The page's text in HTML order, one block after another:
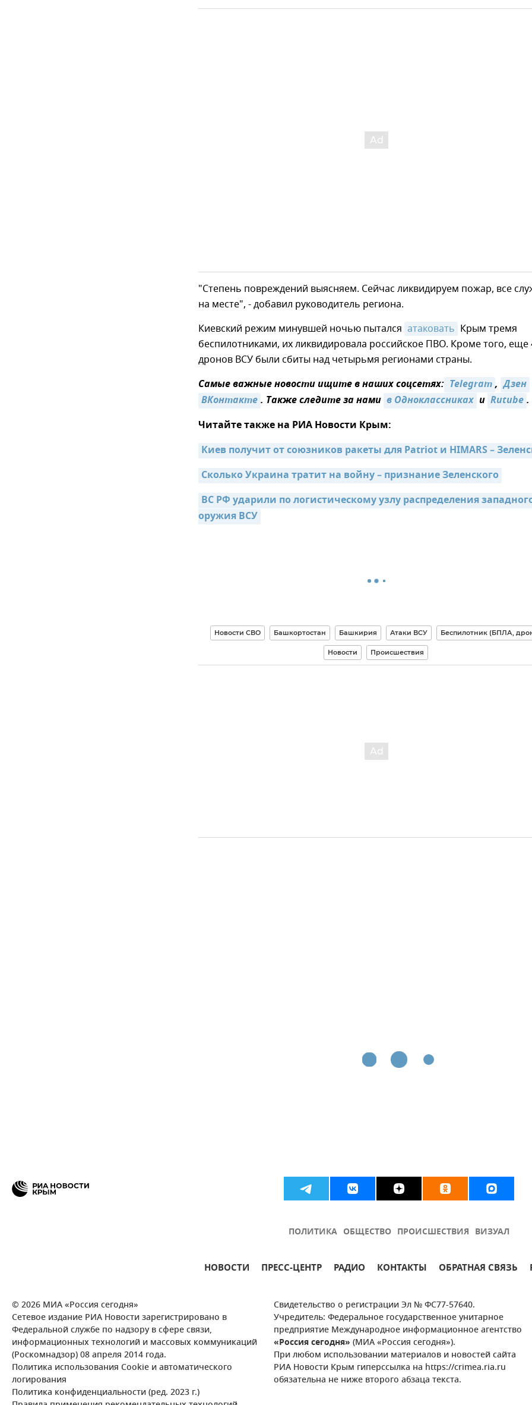
"Степень повреждений выясняем. Сейчас ликвидируем пожар, все
на месте", - добавил руководитель региона.
Киевский режим минувшей ночью пытался атаковать Крым тремя
беспилотниками, их ликвидировала российское ПВО. Кроме того, еще
дронов ВСУ были сбиты над четырьмя регионами страны.
Самые важные новости ищите в наших соцсетях: Telegram, Дзен
ВКонтакте. Также следите за нами в Одноклассниках и Rutube.
Читайте также на РИА Новости Крым:
Киев получит от союзников ракеты для Patriot и HIMARS –
Сколько Украина тратит на войну – признание Зеленского
ВС РФ ударили по логистическому узлу распределения
оружия ВСУ
Новости СВО Башкортостан Башкирия Атаки ВСУ Беспилотник (БПЛА,
Новости Происшествия
ПОЛИТИКА ОБЩЕСТВО ПРОИСШЕСТВИЯ ВИЗУАЛ
НОВОСТИ ПРЕСС-ЦЕНТР РАДИО КОНТАКТЫ ОБРАТНАЯ СВЯЗЬ
© 2026 МИА «Россия сегодня»
Сетевое издание РИА Новости зарегистрировано в
Федеральной службе по надзору в сфере связи,
информационных технологий и массовых коммуникаций
(Роскомнадзор) 08 апреля 2014 года.
Политика использования Cookie и автоматического
логирования
Политика конфиденциальности (ред. 2023 г.)
Свидетельство о регистрации Эл № ФС77-57640.
Учредитель: Федеральное государственное унитарное
предприятие Международное информационное агентство
«Россия сегодня» (МИА «Россия сегодня»).
При любом использовании материалов и новостей сайта
РИА Новости Крым гиперссылка на https://crimea.ria.ru
обязательна не ниже второго абзаца текста.